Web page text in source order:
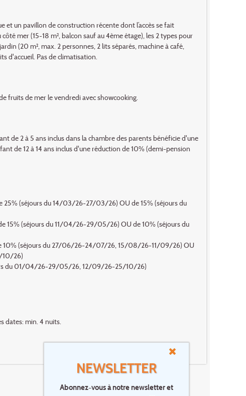
NEWSLETTER
Abonnez-vous à notre newsletter et
et un pavillon de construction récente dont l’accès se fait
mer (15-18 m², balcon sauf au 4ème étage), les 2 types pour
(20 m², max. 2 personnes, 2 lits séparés, machine à café,
d'accueil. Pas de climatisation.
fruits de mer le vendredi avec showcooking.
de 2 à 5 ans inclus dans la chambre des parents bénéficie d'une
de 12 à 14 ans inclus d'une réduction de 10% (demi-pension
(séjours du 14/03/26-27/03/26) OU de 15% (séjours du
15% (séjours du 11/04/26-29/05/26) OU de 10% (séjours du
10% (séjours du 27/06/26-24/07/26, 15/08/26-11/09/26) OU
10/26)
du 01/04/26-29/05/26, 12/09/26-25/10/26)
min. 4 nuits.